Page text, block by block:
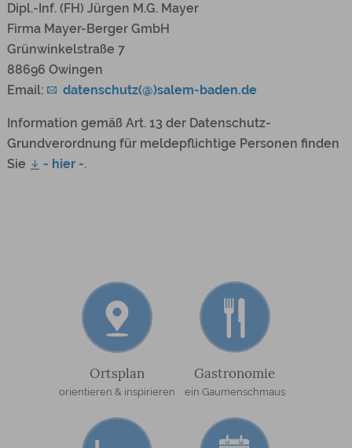
Dipl.-Inf. (FH) Jürgen M.G. Mayer
Firma Mayer-Berger GmbH
Grünwinkelstraße 7
88696 Owingen
Email:
datenschutz(@)salem-baden.de
Information gemäß Art. 13 der Datenschutz-
Grundverordnung für meldepflichtige Personen finden
Sie
- hier -.
Ortsplan
orientieren & inspirieren
Gastronomie
ein Gaumenschmaus